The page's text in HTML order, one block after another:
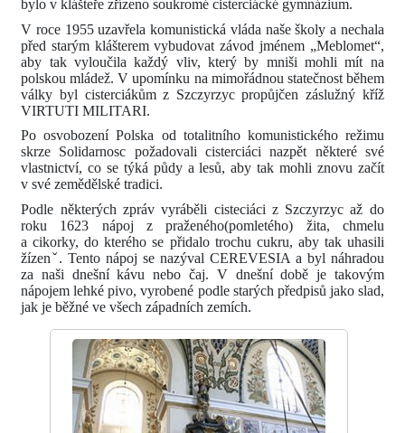
bylo v klášteře zřízeno soukromé cisterciácké gymnázium.
V roce 1955 uzavřela komunistická vláda naše školy a nechala
před starým klášterem vybudovat závod jménem „Meblomet“,
aby tak vyloučila každý vliv, který by mniši mohli mít na
polskou mládež. V upomínku na mimořádnou statečnost během
války byl cisterciákům z Szczyrzyc propůjčen záslužný kříž
VIRTUTI MILITARI.
Po osvobození Polska od totalitního komunistického režimu
skrze Solidarnosc požadovali cisterciáci nazpět některé své
vlastnictví, co se týká půdy a lesů, aby tak mohli znovu začít
v své zemědělské tradici.
Podle některých zpráv vyráběli cisteciáci z Szczyrzyc až do
roku 1623 nápoj z praženého(pomletého) žita, chmelu
a cikorky, do kterého se přidalo trochu cukru, aby tak uhasili
žízenˇ. Tento nápoj se nazýval CEREVESIA a byl náhradou
za naši dnešní kávu nebo čaj. V dnešní době je takovým
nápojem lehké pivo, vyrobené podle starých předpisů jako slad,
jak je běžné ve všech západních zemích.